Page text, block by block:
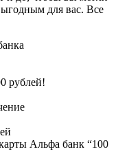
для вас. Все
рублей!
Альфа банк “100